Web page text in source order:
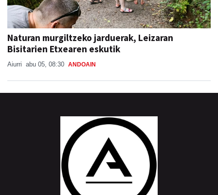
Naturan murgiltzeko jarduerak, Leizaran
Bisitarien Etxearen eskutik
Aiurri abu 05, 08:30 ANDOAIN